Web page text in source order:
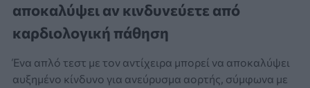
αποκαλύψει αν κινδυνεύετε από
καρδιολογική πάθηση
Ένα απλό τεστ με τον αντίχειρα μπορεί να αποκαλύψει
αυξημένο κίνδυνο για ανεύρυσμα αορτής, σύμφωνα με